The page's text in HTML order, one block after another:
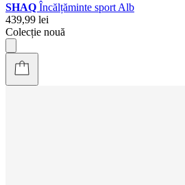
SHAQ Încălțăminte sport Alb
439,99 lei
Colecție nouă